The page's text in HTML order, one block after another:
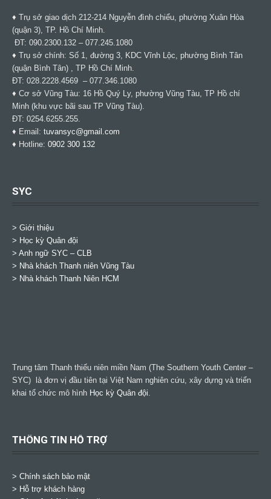
♦ Trụ sở giao dịch 212-214 Nguyễn đình chiểu, phường Xuân Hòa
(quận 3), TP. Hồ Chí Minh.
ĐT: 090.2300.132 – 077.245.1080
♦ Trụ sở chính: Số 1, đường 3, KDC Vĩnh Lộc, phường Bình Tân
(quận Bình Tân) , TP Hồ Chí Minh.
ĐT: 028.2228.4569 – 077.346.1080
♦ Cơ sở Vũng Tàu: 16 Hồ Quý Ly, phường Vũng Tàu, TP Hồ chí
Minh (khu vực bãi sau TP Vũng Tàu).
ĐT: 0254.6255.255.
♦ Email: tuvansyc@gmail.com
♦ Hotline: 0902 300 132
SYC
> Giới thiệu
> Học kỳ Quân đội
> Anh ngữ SYC – CLB
> Nhà khách Thanh niên Vũng Tàu
> Nhà khách Thanh Niên HCM
Trung tâm Thanh thiếu niên miền Nam (The Southern Youth Center –
SYC) là đơn vị đầu tiên tại Việt Nam nghiên cứu, xây dựng và triển
khai tổ chức mô hình Học kỳ Quân đội.
THÔNG TIN HỖ TRỢ
> Chính sách bảo mật
> Hỗ trợ khách hàng